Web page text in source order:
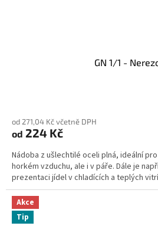
GN 1/1 -
od 271,04 Kč včetně DPH
od 224 Kč
Nádoba z ušlechtilé oceli plná, ideální
horkém vzduchu, ale i v páře. Dále je
prezentaci jídel v chladících a teplých
Akce
Tip